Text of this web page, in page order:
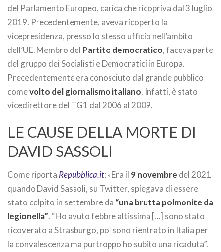
del Parlamento Europeo, carica che ricopriva dal 3 luglio
2019. Precedentemente, aveva ricoperto la
vicepresidenza, presso lo stesso ufficio nell’ambito
dell’UE. Membro del Partito democratico, faceva parte
del gruppo dei Socialisti e Democratici in Europa.
Precedentemente era conosciuto dal grande pubblico
comevolto del giornalismo italiano. Infatti, è stato
vicedirettore del TG1 dal 2006 al 2009.
LE CAUSE DELLA MORTE DI
DAVID SASSOLI
Come riporta Repubblica.it: «Era il 9 novembre del 2021
quando David Sassoli, su Twitter, spiegava di essere
stato colpito in settembre da “una brutta polmonite da
legionella”. “Ho avuto febbre altissima […] sono stato
ricoverato a Strasburgo, poi sono rientrato in Italia per
la convalescenza ma purtroppo ho subito una ricaduta”.